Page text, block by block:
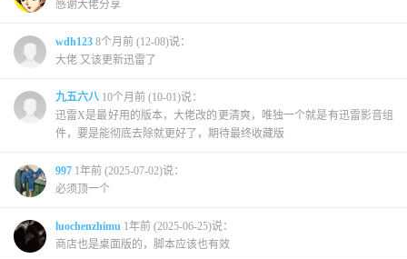
感谢大佬分享
wdh123 8个月前 (12-08)说：
大佬 又该更新迅雷了
九五六八 10个月前 (10-01)说：
迅雷X是最好用的版本，大佬改的更清爽，唯独一个就是有迅雷影音组
件，要是能彻底去除就更好了，期待最终收藏版
997 1年前 (2025-07-02)说：
必须顶一个
luochenzhimu 1年前 (2025-06-25)说：
商店也是桌面版的，脚本应该也有效